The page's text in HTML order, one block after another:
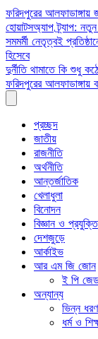
Skip
to
content
ফরিদপুরের
হোয়াটসঅ্যাপ ট্র্যাপ:
সমমর্মী নেতৃত্বই
হিসেবে
দুর্নীতি থামাতে কি শুধু
ফরিদপুরের আলফাডাঙ্গায়
প্রচ্ছদ
জাতীয়
রাজনীতি
অর্থনীতি
আন্তর্জাতিক
খেলাধুলা
বিনোদন
বিজ্ঞান ও প্রযুক্তি
দেশজুড়ে
আর্কাইভ
আর এম জি জোন
ই পি
অন্যান্য
ভিন্ন ধরণ
ধর্ম ও